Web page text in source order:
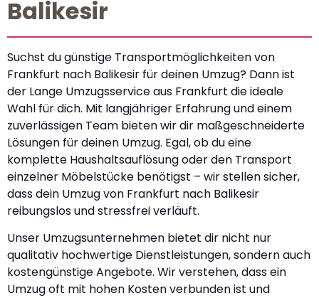
Balikesir
Suchst du günstige Transportmöglichkeiten von
Frankfurt nach Balikesir für deinen Umzug? Dann ist
der Lange Umzugsservice aus Frankfurt die ideale
Wahl für dich. Mit langjähriger Erfahrung und einem
zuverlässigen Team bieten wir dir maßgeschneiderte
Lösungen für deinen Umzug. Egal, ob du eine
komplette Haushaltsauflösung oder den Transport
einzelner Möbelstücke benötigst – wir stellen sicher,
dass dein Umzug von Frankfurt nach Balikesir
reibungslos und stressfrei verläuft.
Unser Umzugsunternehmen bietet dir nicht nur
qualitativ hochwertige Dienstleistungen, sondern auch
kostengünstige Angebote. Wir verstehen, dass ein
Umzug oft mit hohen Kosten verbunden ist und